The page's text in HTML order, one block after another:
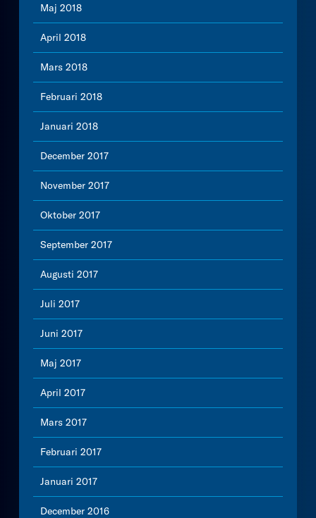
Maj 2018
April 2018
Mars 2018
Februari 2018
Januari 2018
December 2017
November 2017
Oktober 2017
September 2017
Augusti 2017
Juli 2017
Juni 2017
Maj 2017
April 2017
Mars 2017
Februari 2017
Januari 2017
December 2016